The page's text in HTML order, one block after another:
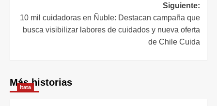
Siguiente:
10 mil cuidadoras en Ñuble: Destacan campaña que
busca visibilizar labores de cuidados y nueva oferta
de Chile Cuida
Más historias
Itata